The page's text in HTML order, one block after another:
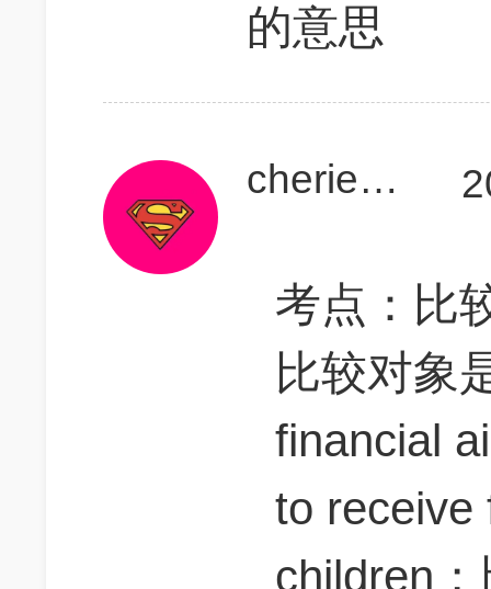
的意思
cheriehsieh
考点：比
比较对象
financial
to receive
children